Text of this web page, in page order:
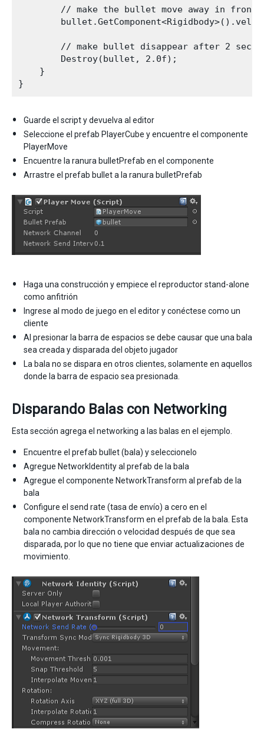
// make the bullet move away in front
// make bullet disappear after 2
        Destroy(bullet, 2.0f);
    }
Guarde el script y devuelva al editor
Seleccione el prefab PlayerCube y encuentre el componente
PlayerMove
Encuentre la ranura bulletPrefab en el componente
Arrastre el prefab bullet a la ranura bulletPrefab
Haga una construcción y empiece el reproductor stand-alone
como anfitrión
Ingrese al modo de juego en el editor y conéctese como un
cliente
Al presionar la barra de espacios se debe causar que una bala
sea creada y disparada del objeto jugador
La bala no se dispara en otros clientes, solamente en aquellos
donde la barra de espacio sea presionada.
Disparando Balas con Networking
Esta sección agrega el networking a las balas en el ejemplo.
Encuentre el prefab bullet (bala) y seleccionelo
Agregue NetworkIdentity al prefab de la bala
Agregue el componente NetworkTransform al prefab de la
bala
Configure el send rate (tasa de envío) a cero en el
componente NetworkTransform en el prefab de la bala. Esta
bala no cambia dirección o velocidad después de que sea
disparada, por lo que no tiene que enviar actualizaciones de
movimiento.